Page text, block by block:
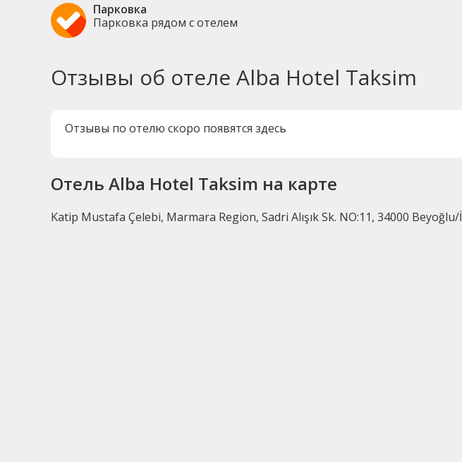
Парковка
Парковка рядом с отелем
Отзывы об отеле Alba Hotel Taksim
Отзывы по отелю скоро появятся здесь
Отель Alba Hotel Taksim на карте
Katip Mustafa Çelebi, Marmara Region, Sadri Alışık Sk. NO:11, 34000